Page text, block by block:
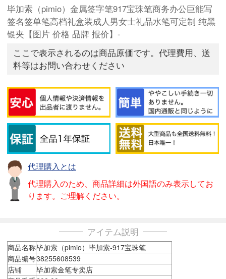
毕加索（pimio）金属签字笔917宝珠笔商务办公巨能写
签名签单笔高档礼盒装成人男女士礼品水笔可定制 纯黑
银夹【图片 价格 品牌 报价】-
ここで表示されるのは商品原価です。代理費用、送
料等はお問い合わせください
代理購入とは
代理購入のため、商品詳細は外国語のみ表示してお
ります。ご理解ください。
アイテム説明
商品名称毕加索（pimio）毕加索-917宝珠笔
商品编号38255608539
店铺
毕加索金笔专卖店